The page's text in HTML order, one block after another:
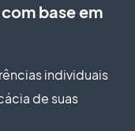
base em
individuais
de suas